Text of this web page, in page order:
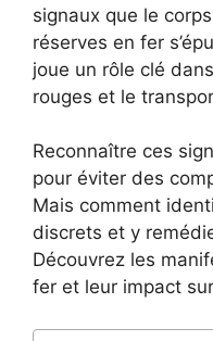
signaux que le
réserves en fer
joue un rôle clé
rouges et le
Reconnaître ces
pour éviter des
Mais comment
discrets et y
Découvrez les
fer et leur impact